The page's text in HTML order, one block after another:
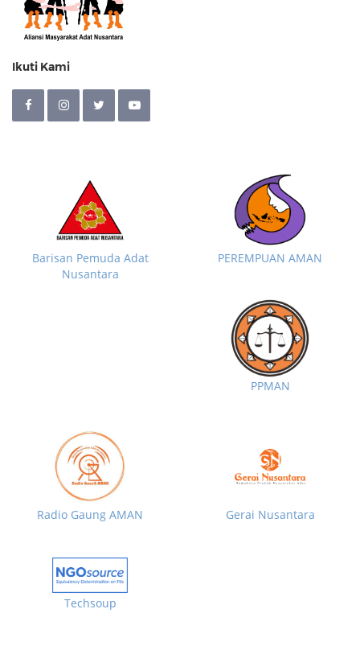
Ikuti Kami
Barisan Pemuda Adat
Nusantara
PEREMPUAN AMAN
PPMAN
Radio Gaung AMAN Gerai Nusantara
Techsoup